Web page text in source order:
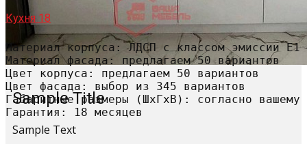
Sample Title
Sample Text
Кухня 18
Материал корпуса: ЛДСП с классом эмиссии Е1
Материал фасада: предлагаем 50 вариантов
Цвет корпуса: предлагаем 50 вариантов
Цвет фасада: выбор из 345 вариантов
Габаритные размеры (ШхГхВ): согласно вашему
Гарантия: 18 месяцев